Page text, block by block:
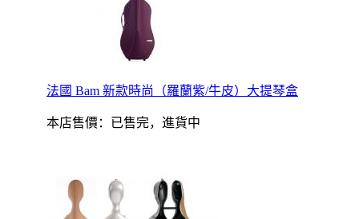
法國 Bam 新款時尚（羅蘭紫/牛皮）大提琴盒
本店售價： 已售完，進貨中